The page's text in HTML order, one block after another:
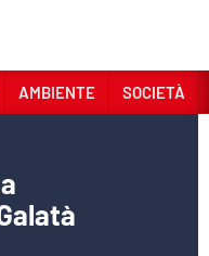
AMBIENTE SOCIETÀ